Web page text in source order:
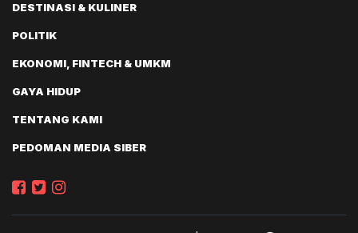
DESTINASI & KULINER
POLITIK
EKONOMI, FINTECH & UMKM
GAYA HIDUP
TENTANG KAMI
PEDOMAN MEDIA SIBER